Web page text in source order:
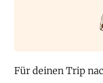
Für deinen Trip